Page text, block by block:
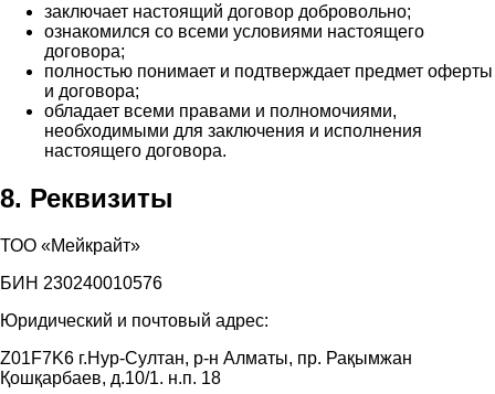
заключает настоящий договор добровольно;
ознакомился со всеми условиями настоящего
договора;
полностью понимает и подтверждает предмет оферты
и договора;
обладает всеми правами и полномочиями,
необходимыми для заключения и исполнения
настоящего договора.
8. Реквизиты
ТОО «Мейкрайт»
БИН 230240010576
Юридический и почтовый адрес:
Z01F7K6 г.Нур-Султан, р-н Алматы, пр. Рақымжан
Қошқарбаев, д.10/1. н.п. 18